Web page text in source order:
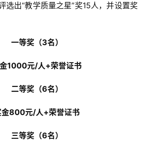
选出“教学质量之星”奖15人，并设置奖
一等奖（3名）
1000元/人+荣誉证书
二等奖（6名）
金800元/人+荣誉证书
三等奖（6名）